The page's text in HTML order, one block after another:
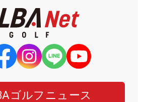
ゴルフニュース